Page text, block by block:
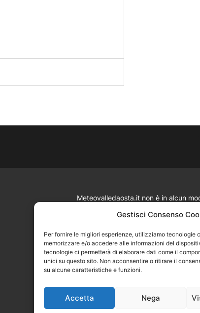
Gestisci Consenso
Per fornire le migliori esperienze, utilizziamo tecnologie
memorizzare e/o accedere alle informazioni del
tecnologie ci permetterà di elaborare dati come il
unici su questo sito. Non acconsentire o ritirare il
su alcune caratteristiche e funzioni.
Accetta Nega
Meteovalledaosta.it non è in alcun
Disegnato e sviluppato daFluens